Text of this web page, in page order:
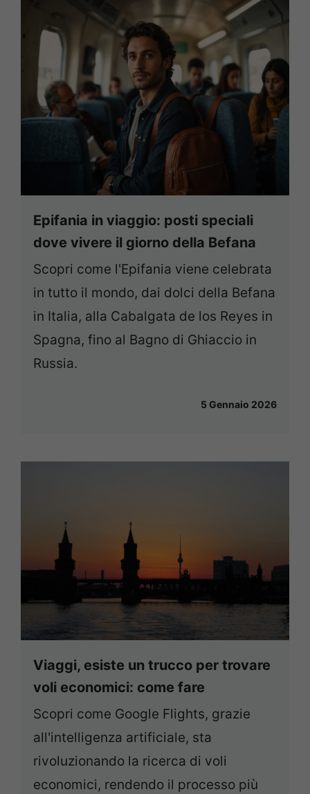
Epifania in viaggio: posti speciali
dove vivere il giorno della Befana
Scopri come l'Epifania viene celebrata
in tutto il mondo, dai dolci della Befana
in Italia, alla Cabalgata de los Reyes in
Spagna, fino al Bagno di Ghiaccio in
Russia.
5 Gennaio 2026
Viaggi, esiste un trucco per trovare
voli economici: come fare
Scopri come Google Flights, grazie
all'intelligenza artificiale, sta
rivoluzionando la ricerca di voli
economici, rendendo il processo più